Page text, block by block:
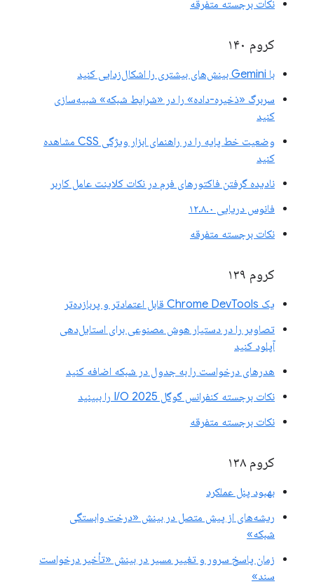
نکات برجسته متفرقه
کروم ۱۴۰
با Gemini بینش‌های بیشتری را اشکال‌زدایی کنید
سربرگ «ذخیره-داده» را در «شرایط شبکه» شبیه‌سازی
کنید
وضعیت خط پایه را در راهنمای ابزار ویژگی CSS مشاهده
کنید
نادیده گرفتن فاکتورهای فرم در نکات کلاینت عامل کاربر
فانوس دریایی ۱۲.۸.۰
نکات برجسته متفرقه
کروم ۱۳۹
یک Chrome DevTools قابل اعتمادتر و پربازده‌تر
تصاویر را در دستیار هوش مصنوعی برای استایل‌دهی
آپلود کنید
هدرهای درخواست را به جدول در شبکه اضافه کنید
نکات برجسته کنفرانس گوگل I/O 2025 را ببینید
نکات برجسته متفرقه
کروم ۱۳۸
بهبود پنل عملکرد
ریشه‌های از پیش متصل در بینش «درخت وابستگی
شبکه»
زمان پاسخ سرور و تغییر مسیر در بینش «تأخیر درخواست
سند»